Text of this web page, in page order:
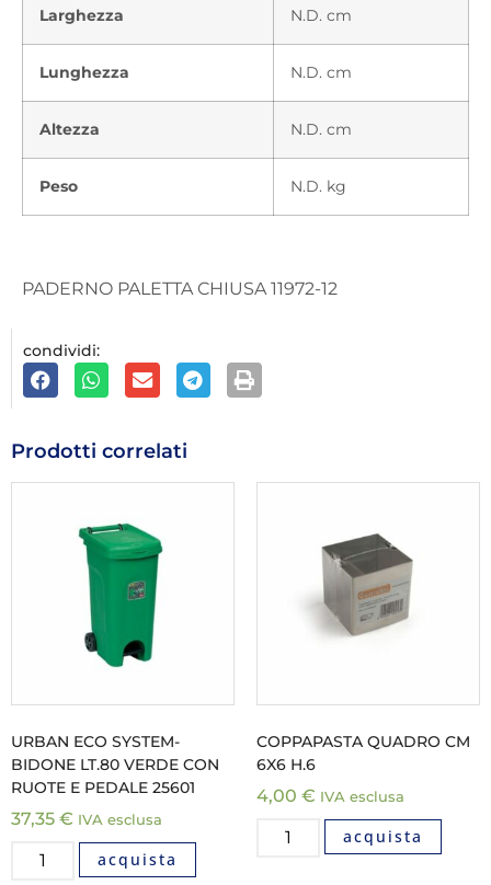
Larghezza N.D. cm
Lunghezza N.D. cm
Altezza N.D. cm
Peso N.D. kg
PADERNO PALETTA CHIUSA 11972-12
condividi:
Prodotti correlati
URBAN ECO SYSTEM-
BIDONE LT.80 VERDE CON
RUOTE E PEDALE 25601
37,35 € IVA esclusa
acquista
COPPAPASTA QUADRO CM
6X6 H.6
4,00 € IVA esclusa
acquista